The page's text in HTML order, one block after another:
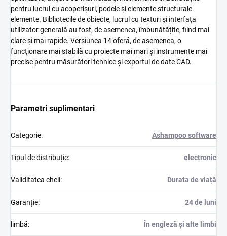
pentru lucrul cu acoperișuri, podele și elemente structurale.
elemente. Bibliotecile de obiecte, lucrul cu texturi și interfața
utilizator generală au fost, de asemenea, îmbunătățite, fiind mai
clare și mai rapide. Versiunea 14 oferă, de asemenea, o
funcționare mai stabilă cu proiecte mai mari și instrumente mai
precise pentru măsurători tehnice și exportul de date CAD.
Parametri suplimentari
Categorie: Ashampoo software
Tipul de distribuție: electronic
Validitatea cheii: Durata de viață
Garanție: 24 de luni
limbă: În engleză și alte limbi